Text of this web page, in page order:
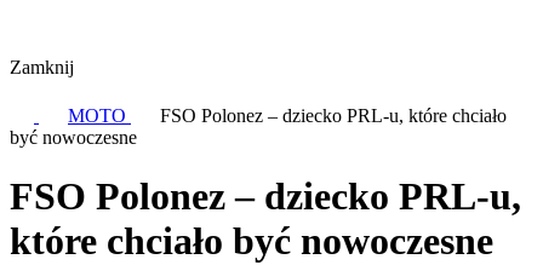
Zamknij
MOTO
FSO Polonez – dziecko PRL-u, które chciało
być nowoczesne
FSO Polonez – dziecko PRL-u,
które chciało być nowoczesne